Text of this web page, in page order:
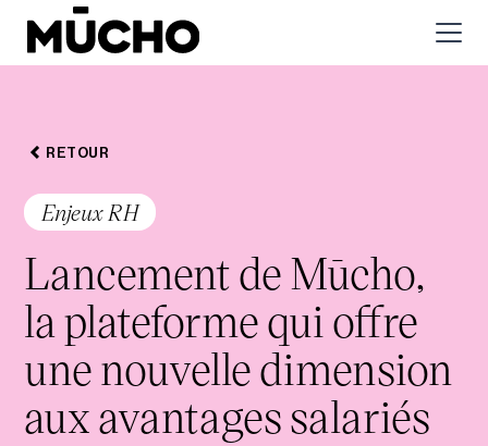
RETOUR
Enjeux RH
Lancement de Mūcho,
la plateforme qui offre
une nouvelle dimension
aux avantages salariés